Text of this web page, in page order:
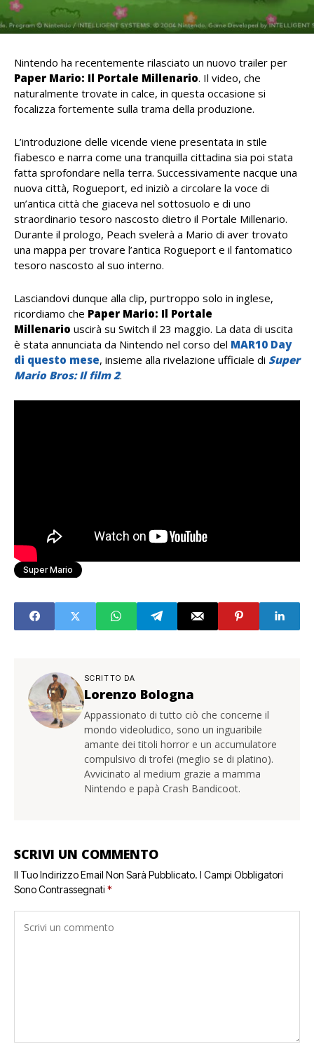
Nintendo ha recentemente rilasciato un nuovo trailer per
Paper Mario: Il Portale Millenario. Il video, che
naturalmente trovate in calce, in questa occasione si
focalizza fortemente sulla trama della produzione.
L’introduzione delle vicende viene presentata in stile
fiabesco e narra come una tranquilla cittadina sia poi stata
fatta sprofondare nella terra. Successivamente nacque una
nuova città, Rogueport, ed iniziò a circolare la voce di
un’antica città che giaceva nel sottosuolo e di uno
straordinario tesoro nascosto dietro il Portale Millenario.
Durante il prologo, Peach svelerà a Mario di aver trovato
una mappa per trovare l’antica Rogueport e il fantomatico
tesoro nascosto al suo interno.
Lasciandovi dunque alla clip, purtroppo solo in inglese,
ricordiamo che Paper Mario: Il Portale
Millenario uscirà su Switch il 23 maggio. La data di uscita
è stata annunciata da Nintendo nel corso del MAR10 Day
di questo mese, insieme alla rivelazione ufficiale di Super
Mario Bros: Il film 2.
Super Mario
SCRITTO DA
Lorenzo Bologna
Appassionato di tutto ciò che concerne il
mondo videoludico, sono un inguaribile
amante dei titoli horror e un accumulatore
compulsivo di trofei (meglio se di platino).
Avvicinato al medium grazie a mamma
Nintendo e papà Crash Bandicoot.
SCRIVI UN COMMENTO
Il Tuo Indirizzo Email Non Sarà Pubblicato. I Campi Obbligatori
Sono Contrassegnati *